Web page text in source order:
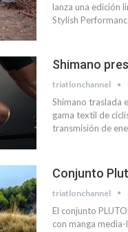
lanza una edición
Stylish
Shimano
triatlonchannel
Shimano traslada
gama textil de
transmisión de
Conjunto
triatlonchannel
El conjunto
con manga